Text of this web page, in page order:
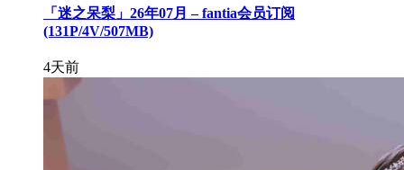
「迷之呆梨」26年07月 – fantia会员订阅
(131P/4V/507MB)
4天前